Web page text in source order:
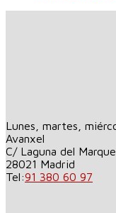
Lunes, martes,
Avanxel
C/ Laguna del
28021 Madrid
Tel:91 380 60 97